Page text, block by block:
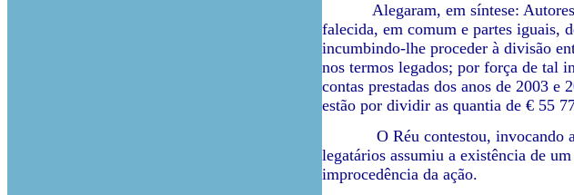
Alegaram, em síntese: Autores e
falecida, em comum e partes iguais,
incumbindo-lhe proceder à divisão
nos termos legados; por força de tal
contas prestadas dos anos de 2003 e
estão por dividir as quantia de € 55
O Réu contestou, invocando a
legatários assumiu a existência de
improcedência da ação.